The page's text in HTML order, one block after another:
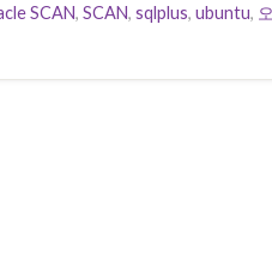
SCAN, SCAN, sqlplus, ubuntu,